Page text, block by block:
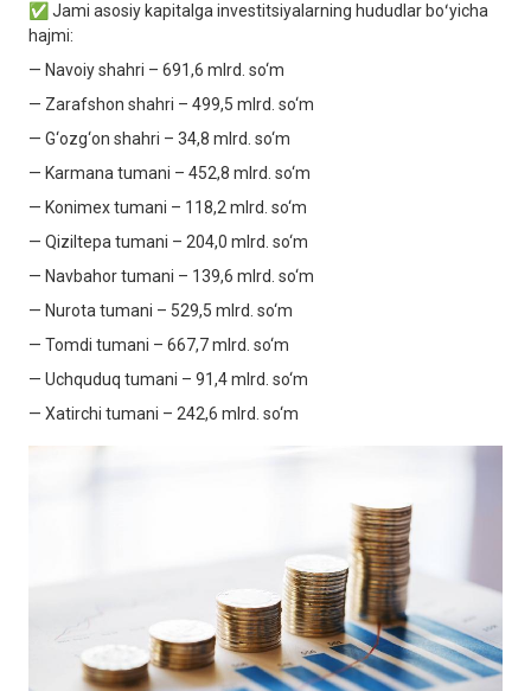
✅ Jami asosiy kapitalga investitsiyalarning hududlar boʻyicha
hajmi:
— Navoiy shahri – 691,6 mlrd. so‘m
— Zarafshon shahri – 499,5 mlrd. so‘m
— G‘ozg‘on shahri – 34,8 mlrd. so‘m
— Karmana tumani – 452,8 mlrd. so‘m
— Konimex tumani – 118,2 mlrd. so‘m
— Qiziltepa tumani – 204,0 mlrd. so‘m
— Navbahor tumani – 139,6 mlrd. so‘m
— Nurota tumani – 529,5 mlrd. so‘m
— Tomdi tumani – 667,7 mlrd. so‘m
— Uchquduq tumani – 91,4 mlrd. so‘m
— Xatirchi tumani – 242,6 mlrd. so‘m